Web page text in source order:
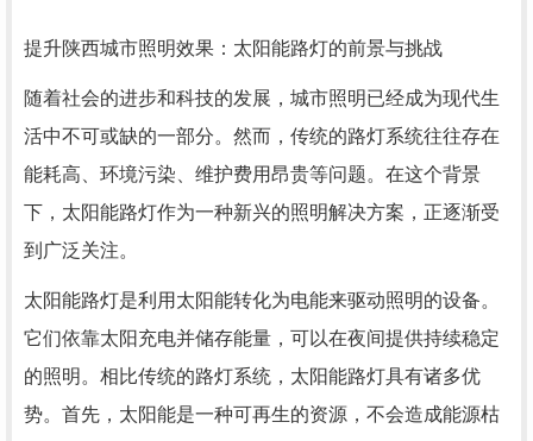
提升陕西城市照明效果：太阳能路灯的前景与挑战
随着社会的进步和科技的发展，城市照明已经成为现代生
活中不可或缺的一部分。然而，传统的路灯系统往往存在
能耗高、环境污染、维护费用昂贵等问题。在这个背景
下，太阳能路灯作为一种新兴的照明解决方案，正逐渐受
到广泛关注。
太阳能路灯是利用太阳能转化为电能来驱动照明的设备。
它们依靠太阳充电并储存能量，可以在夜间提供持续稳定
的照明。相比传统的路灯系统，太阳能路灯具有诸多优
势。首先，太阳能是一种可再生的资源，不会造成能源枯